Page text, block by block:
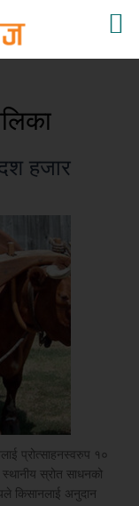
हजार
प्रोत्साहनस्वरुप १०
स्रोत साधनको
किसानलाई अनुदान